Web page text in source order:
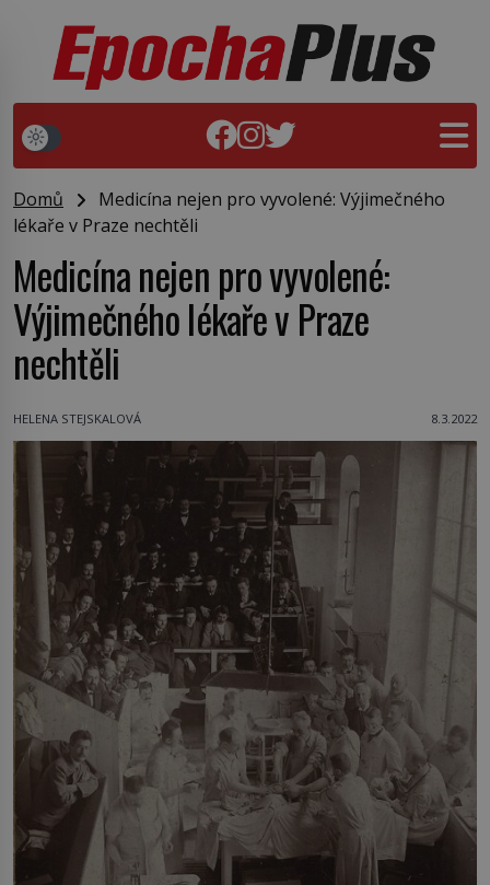
Domů
Medicína nejen pro vyvolené: Výjimečného
lékaře v Praze nechtěli
Medicína nejen pro vyvolené:
Výjimečného lékaře v Praze
nechtěli
HELENA STEJSKALOVÁ 8.3.2022